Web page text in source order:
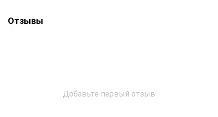
Отзывы
Добавьте первый отзыв